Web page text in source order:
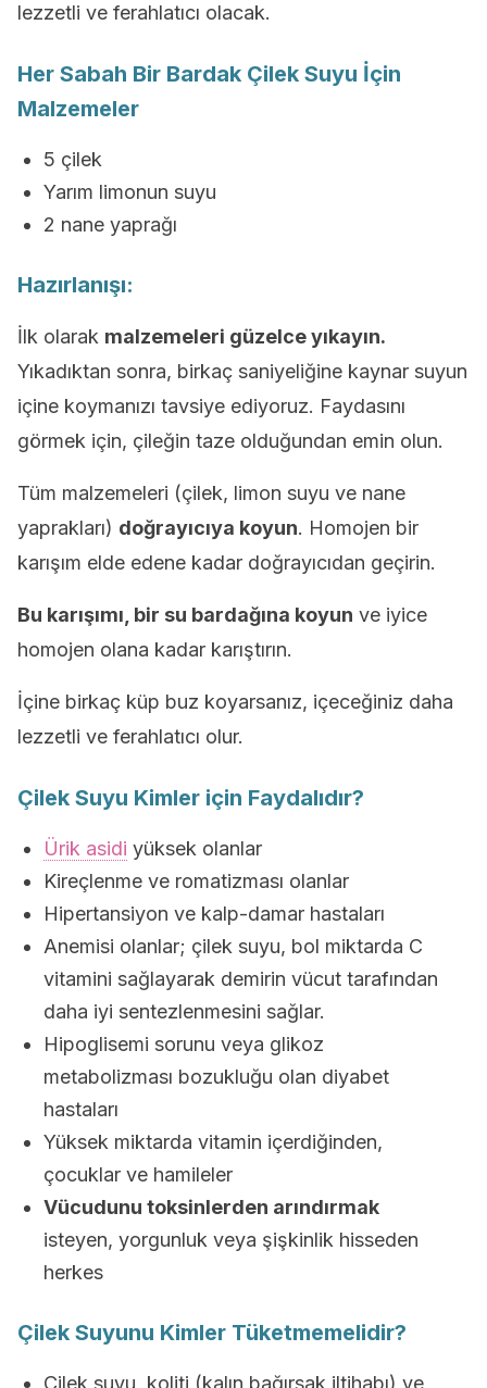
lezzetli ve ferahlatıcı olacak.
Her Sabah Bir Bardak Çilek Suyu İçin
Malzemeler
5 çilek
Yarım limonun suyu
2 nane yaprağı
Hazırlanışı:
İlk olarak malzemeleri güzelce yıkayın.
Yıkadıktan sonra, birkaç saniyeliğine kaynar suyun
içine koymanızı tavsiye ediyoruz. Faydasını
görmek için, çileğin taze olduğundan emin olun.
Tüm malzemeleri (çilek, limon suyu ve nane
yaprakları) doğrayıcıya koyun. Homojen bir
karışım elde edene kadar doğrayıcıdan geçirin.
Bu karışımı, bir su bardağına koyun ve iyice
homojen olana kadar karıştırın.
İçine birkaç küp buz koyarsanız, içeceğiniz daha
lezzetli ve ferahlatıcı olur.
Çilek Suyu Kimler için Faydalıdır?
Ürik asidi yüksek olanlar
Kireçlenme ve romatizması olanlar
Hipertansiyon ve kalp-damar hastaları
Anemisi olanlar; çilek suyu, bol miktarda C
vitamini sağlayarak demirin vücut tarafından
daha iyi sentezlenmesini sağlar.
Hipoglisemi sorunu veya glikoz
metabolizması bozukluğu olan diyabet
hastaları
Yüksek miktarda vitamin içerdiğinden,
çocuklar ve hamileler
Vücudunu toksinlerden arındırmak
isteyen, yorgunluk veya şişkinlik hisseden
herkes
Çilek Suyunu Kimler Tüketmemelidir?
Çilek suyu, koliti (kalın bağırsak iltihabı) ve